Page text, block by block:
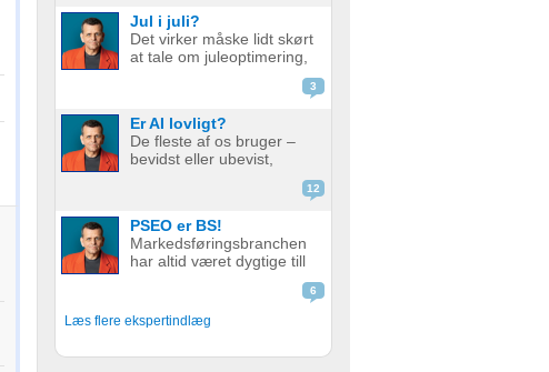
de bare ikke ranker så
godt som før. Men er det
nu så slemt? Måske er det
Jul i juli?
Det virker måske lidt skørt
at tale om juleoptimering,
faktisk god grund til det.
Alt for mange glemmer at
forberede deres website
3
Er AI lovligt?
De fleste af os bruger –
bevidst eller ubevist,
eller delvist bygger på AI.
stille spørgsmål ved, om
det er lovligt. AI er en
meget bred betegnelse
12
PSEO er BS!
Markedsføringsbranchen
har altid været dygtige till
at pakke gammel fisk ind i
Nogle gange lidt for
dygtige. Giv en støvet,
6
Læs flere ekspertindlæg